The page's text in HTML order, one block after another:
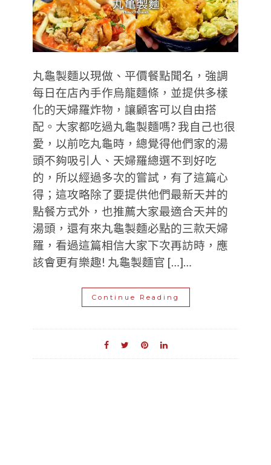
丸龜製麵以現做、平價餐點聞名，強調
每日在店內手作烏龍麵條，並提供多樣
化的天婦羅炸物，讓顧客可以自由搭
配。大家都吃過丸龜製麵嗎? 我自己也很
愛，以前吃丸龜時，總覺得他們家的湯
頭不夠吸引人、天婦羅總選不到好吃
的，所以經過多次的嘗試，有了這篇心
得；這攻略除了要提供他們最新天丼的
點餐方式外，也推薦大家最適合天丼的
湯頭，還有來丸龜製麵必點的三款天婦
羅，看過這篇相信大家下次再訪時，應
該會更有樂趣! 丸龜製麵官 […]…
Continue Reading